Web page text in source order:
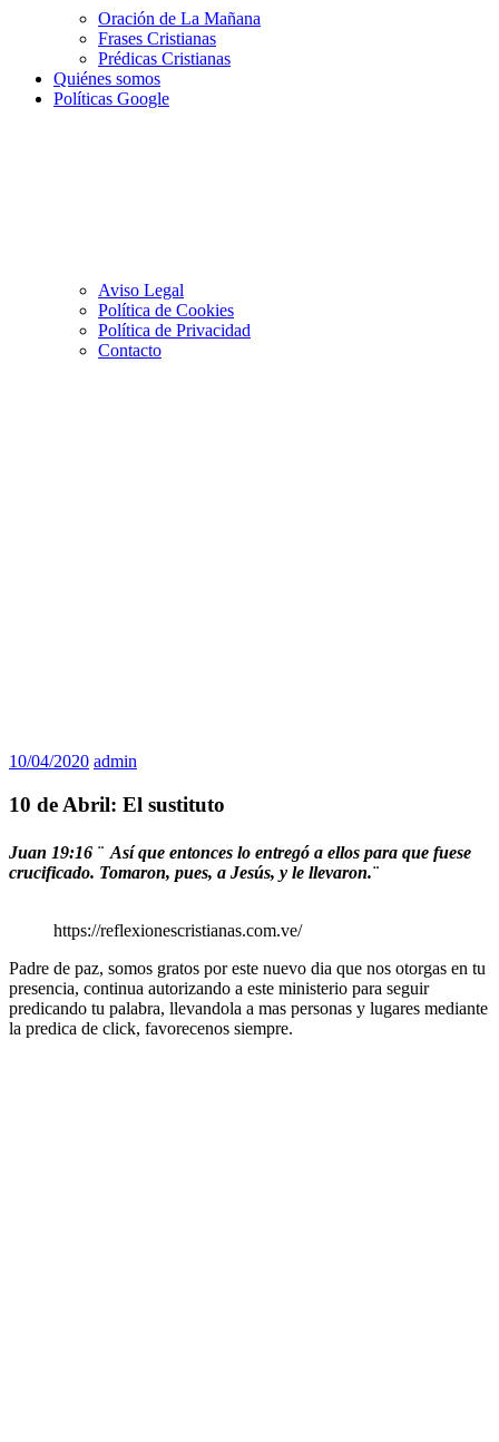
Oración de La Mañana
Frases Cristianas
Prédicas Cristianas
Quiénes somos
Políticas Google
Aviso Legal
Política de Cookies
Política de Privacidad
Contacto
10/04/2020 admin
10 de Abril: El sustituto
Juan 19:16 ¨ Así que entonces lo entregó a ellos para que fuese
crucificado. Tomaron, pues, a Jesús, y le llevaron.¨
https://reflexionescristianas.com.ve/
Padre de paz, somos gratos por este nuevo dia que nos otorgas en tu
presencia, continua autorizando a este ministerio para seguir
predicando tu palabra, llevandola a mas personas y lugares mediante
la predica de click, favorecenos siempre.